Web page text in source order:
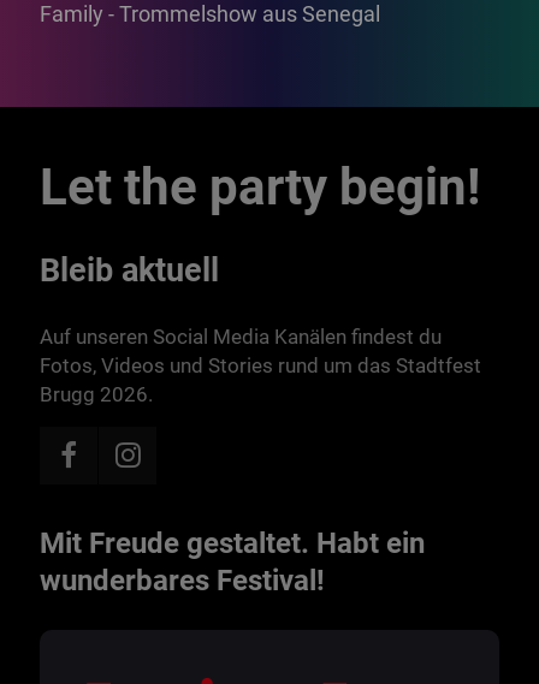
Family - Trommelshow aus Senegal
Let the party begin!
Bleib aktuell
Auf unseren Social Media Kanälen findest du
Fotos, Videos und Stories rund um das Stadtfest
Brugg 2026.
Mit Freude gestaltet. Habt ein
wunderbares Festival!